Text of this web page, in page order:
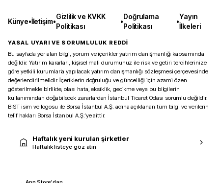
Künye•İletişim•
Gizlilik ve KVKK
Politikası
•
Doğrulama
Politikası
•
Yayın
İlkeleri
YASAL UYARI VE SORUMLULUK REDDİ
Bu sayfada yer alan bilgi, yorum ve içerikler yatırım danışmanlığı kapsamında
değildir. Yatırım kararları, kişisel mali durumunuz ile risk ve getiri tercihlerinize
göre yetkili kurumlarla yapılacak yatırım danışmanlığı sözleşmesi çerçevesinde
değerlendirilmelidir. İçeriklerin doğruluğu ve güncelliği için azami özen
gösterilmekle birlikte, olası hata, eksiklik, gecikme veya bu bilgilerin
kullanımından doğabilecek zararlardan İstanbul Ticaret Odası sorumlu değildir.
BIST isim ve logosu ile Borsa İstanbul A.Ş. adına açıklanan tüm bilgi ve verilerin
telif hakları Borsa İstanbul A.Ş.’ye aittir.
Haftalık yeni kurulan şirketler
Haftalık listeye göz atın